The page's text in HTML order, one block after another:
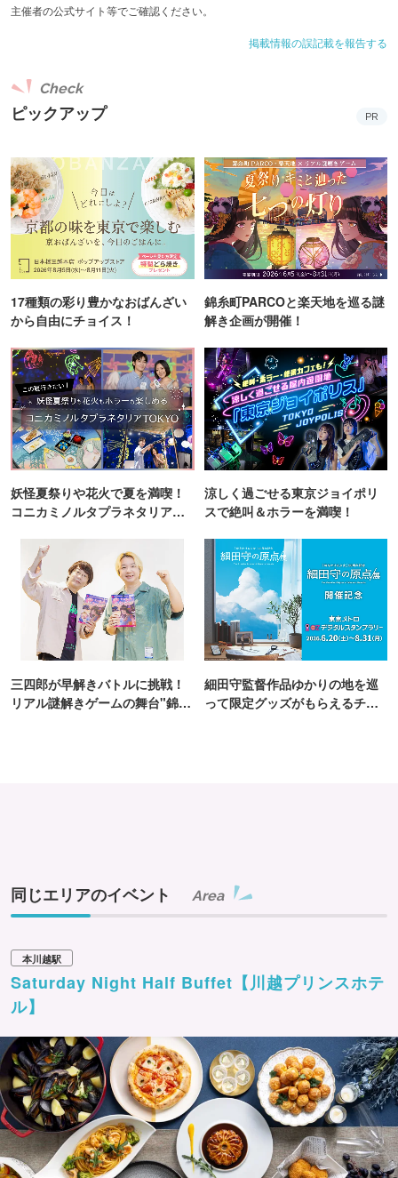
主催者の公式サイト等でご確認ください。
掲載情報の誤記載を報告する
ピックアップ
Check
PR
17種類の彩り豊かなおばんざい
から自由にチョイス！
錦糸町PARCOと楽天地を巡る謎
解き企画が開催！
妖怪夏祭りや花火で夏を満喫！
コニカミノルタプラネタリア
涼しく過ごせる東京ジョイポリ
スで絶叫＆ホラーを満喫！
三四郎が早解きバトルに挑戦！
リアル謎解きゲームの舞台"錦糸
細田守監督作品ゆかりの地を巡
って限定グッズがもらえるチャ
同じエリアのイベント Area
本川越駅
Saturday Night Half Buffet【川越プリンスホテ
ル】